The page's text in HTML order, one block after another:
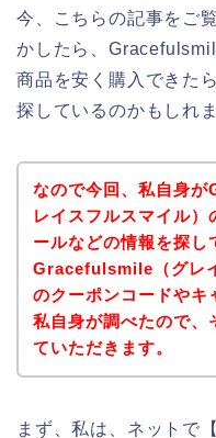
今、こちらの記事をご
かしたら、
商品を安く購入できた
探しているのかもしれま
なので今回、私自身
レイスフルスマイル）
ールなどの情報を探し
Gracefulsmile（グレ
のクーポンコードやキ
私自身が調べたので、
ていただきます。
まず、私は、ネットで